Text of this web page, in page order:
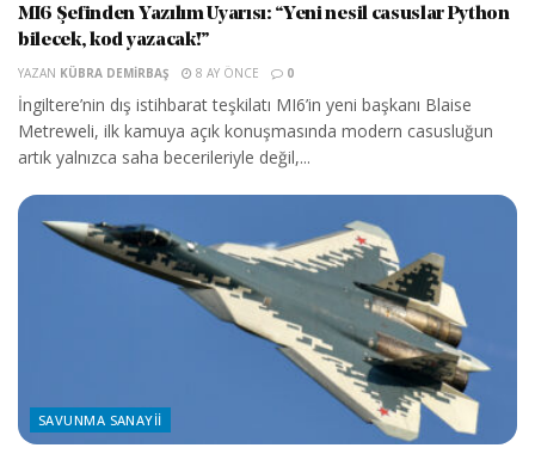
MI6 Şefinden Yazılım Uyarısı: “Yeni nesil casuslar Python
bilecek, kod yazacak!”
YAZAN KÜBRA DEMIRBAŞ 8 AY ÖNCE 0
İngiltere’nin dış istihbarat teşkilatı MI6’in yeni başkanı Blaise
Metreweli, ilk kamuya açık konuşmasında modern casusluğun
artık yalnızca saha becerileriyle değil,...
SAVUNMA SANAYII